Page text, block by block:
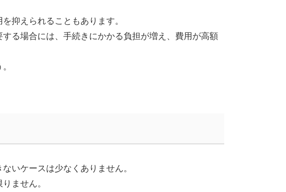
抑えられることもあります。
る場合には、手続きにかかる負担が増え、費用が高額
いケースは少なくありません。
ません。